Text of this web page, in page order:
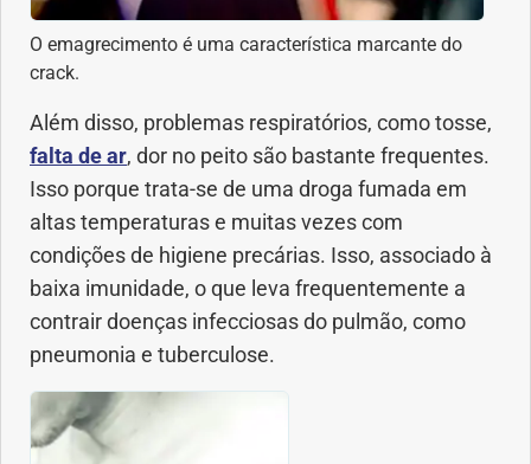
O emagrecimento é uma característica marcante do
crack.
Além disso, problemas respiratórios, como tosse,
falta de ar, dor no peito são bastante frequentes.
Isso porque trata-se de uma droga fumada em
altas temperaturas e muitas vezes com
condições de higiene precárias. Isso, associado à
baixa imunidade, o que leva frequentemente a
contrair doenças infecciosas do pulmão, como
pneumonia e tuberculose.